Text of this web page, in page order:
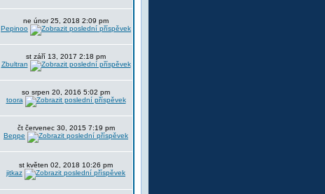
ne únor 25, 2018 2:09 pm
Pepinoo
st září 13, 2017 2:18 pm
Zbultran
so srpen 20, 2016 5:02 pm
toora
čt červenec 30, 2015 7:19 pm
Beppe
st květen 02, 2018 10:26 pm
jitkaz